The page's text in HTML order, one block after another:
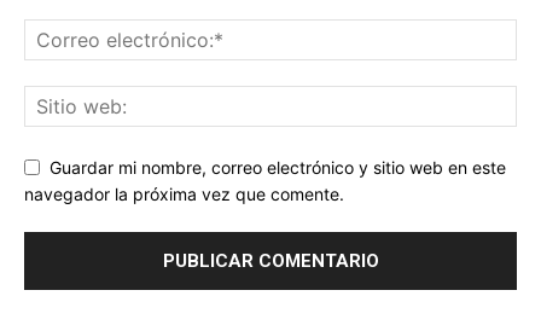
Guardar mi nombre, correo electrónico y sitio web en este
navegador la próxima vez que comente.